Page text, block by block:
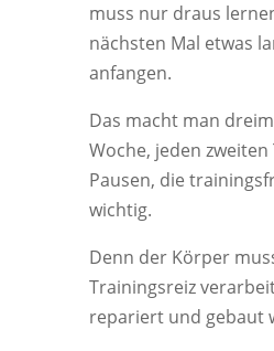
muss nur draus
nächsten Mal etwas
anfangen.
Das macht man
Woche, jeden zweiten
Pausen, die
wichtig.
Denn der Körper
Trainingsreiz
repariert und gebaut